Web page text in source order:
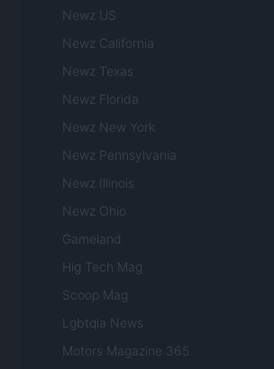
Newz US
Newz California
Newz Texas
Newz Florida
Newz New York
Newz Pennsylvania
Newz Illinois
Newz Ohio
Gameland
Hig Tech Mag
Scoop Mag
Lgbtqia News
Motors Magazine 365